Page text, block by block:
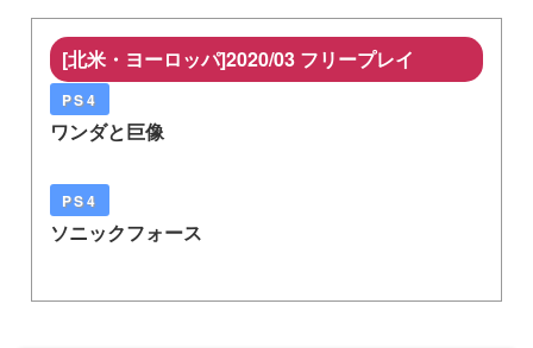
[北米・ヨーロッパ]2020/03 フリープレイ
PS4
ワンダと巨像
PS4
ソニックフォース